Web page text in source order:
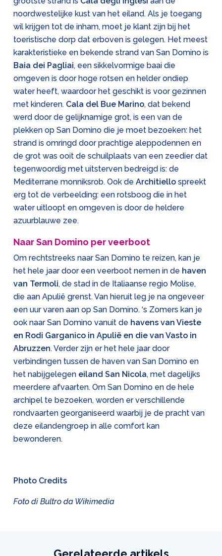
noordwestelijke kust van het eiland. Als je toegang
wil krijgen tot de inham, moet je klant zijn bij het
toeristische dorp dat erboven is gelegen. Het meest
karakteristieke en bekende strand van San Domino is
Baia dei Pagliai, een sikkelvormige baai die
omgeven is door hoge rotsen en helder ondiep
water heeft, waardoor het geschikt is voor gezinnen
met kinderen. Cala del Bue Marino, dat bekend
werd door de gelijknamige grot, is een van de
plekken op San Domino die je moet bezoeken: het
strand is omringd door prachtige aleppodennen en
de grot was ooit de schuilplaats van een zeedier dat
tegenwoordig met uitsterven bedreigd is: de
Mediterrane monniksrob. Ook de Architiello spreekt
erg tot de verbeelding: een rotsboog die in het
water uitloopt en omgeven is door de heldere
azuurblauwe zee.
Naar San Domino per veerboot
Om rechtstreeks naar San Domino te reizen, kan je
het hele jaar door een veerboot nemen in de haven
van Termoli, de stad in de Italiaanse regio Molise,
die aan Apulië grenst. Van hieruit leg je na ongeveer
een uur varen aan op San Domino. ‘s Zomers kan je
ook naar San Domino vanuit de havens van Vieste
en Rodi Garganico in Apulië en die van Vasto in
Abruzzen. Verder zijn er het hele jaar door
verbindingen tussen de haven van San Domino en
het nabijgelegen eiland San Nicola, met dagelijks
meerdere afvaarten. Om San Domino en de hele
archipel te bezoeken, worden er verschillende
rondvaarten georganiseerd waarbij je de pracht van
deze eilandengroep in alle comfort kan
bewonderen.
Photo Credits
Foto di Bultro da Wikimedia